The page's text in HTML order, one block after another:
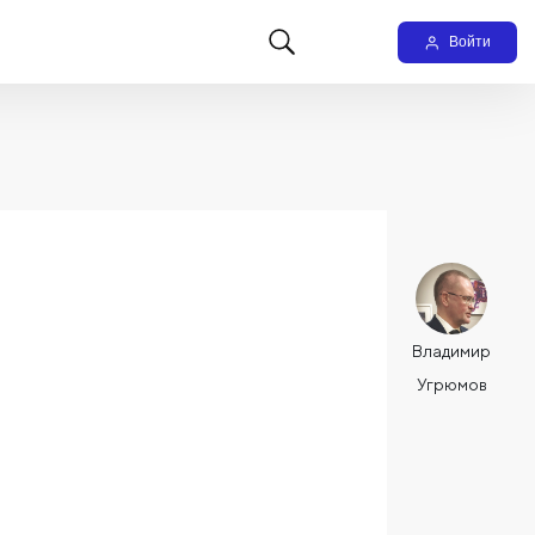
Войти
Владимир
Угрюмов